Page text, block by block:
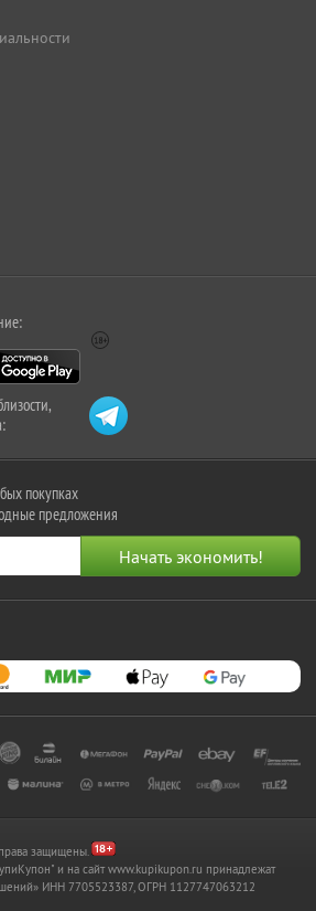
покупках
предложения
защищены.
и на сайт www.kupikupon.ru принадлежат
ИНН 7705523387, ОГРН 1127747063212